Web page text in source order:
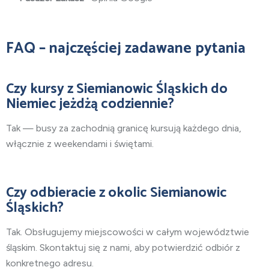
FAQ – najczęściej zadawane pytania
Czy kursy z Siemianowic Śląskich do
Niemiec jeżdżą codziennie?
Tak — busy za zachodnią granicę kursują każdego dnia,
włącznie z weekendami i świętami.
Czy odbieracie z okolic Siemianowic
Śląskich?
Tak. Obsługujemy miejscowości w całym województwie
śląskim. Skontaktuj się z nami, aby potwierdzić odbiór z
konkretnego adresu.